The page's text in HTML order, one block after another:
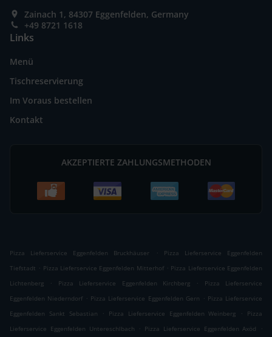
Zainach 1, 84307 Eggenfelden, Germany
+49 8721 1618
Links
Menü
Tischreservierung
Im Voraus bestellen
Kontakt
AKZEPTIERTE ZAHLUNGSMETHODEN
Pizza Lieferservice Eggenfelden Bruckhäuser .
Pizza Lieferservice Eggenfelden
Tiefstadt . Pizza Lieferservice Eggenfelden Mitterhof . Pizza Lieferservice Eggenfelden
Lichtenberg
. Pizza Lieferservice Eggenfelden Kirchberg .
Pizza Lieferservice
Eggenfelden Niederndorf . Pizza Lieferservice Eggenfelden Gern . Pizza Lieferservice
Eggenfelden Sankt Sebastian
. Pizza Lieferservice Eggenfelden Weinberg .
Pizza
Lieferservice Eggenfelden Untereschlbach
. Pizza Lieferservice Eggenfelden Axöd
.